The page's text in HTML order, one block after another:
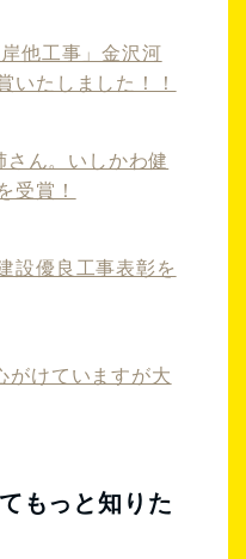
他工事」金沢河
いたしました！！
ん。いしかわ健
受賞！
設優良工事表彰を
がけていますが大
もっと知りた